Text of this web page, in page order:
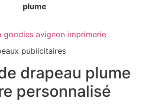
plume
publicitaires
drapeau plume
personnalisé